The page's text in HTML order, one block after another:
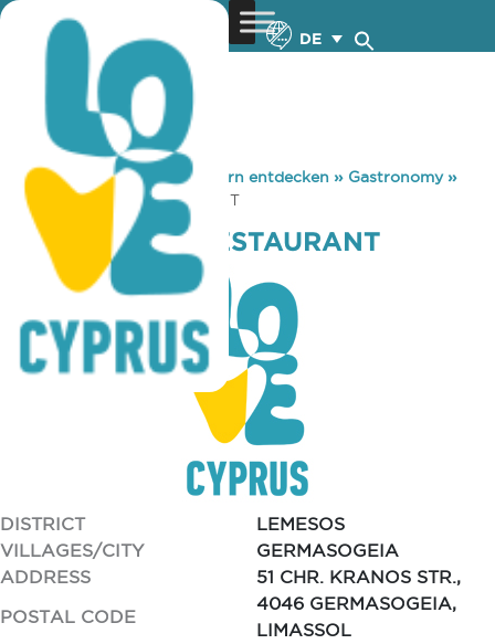
DE
You are here: Home »Zypern entdecken » Gastronomy»
EUROCREPES RESTAURANT
EUROCREPES RESTAURANT
DISTRICT
LEMESOS
VILLAGES/CITY
GERMASOGEIA
ADDRESS
51 CHR. KRANOS STR.,
POSTAL CODE
4046 GERMASOGEIA,
LIMASSOL